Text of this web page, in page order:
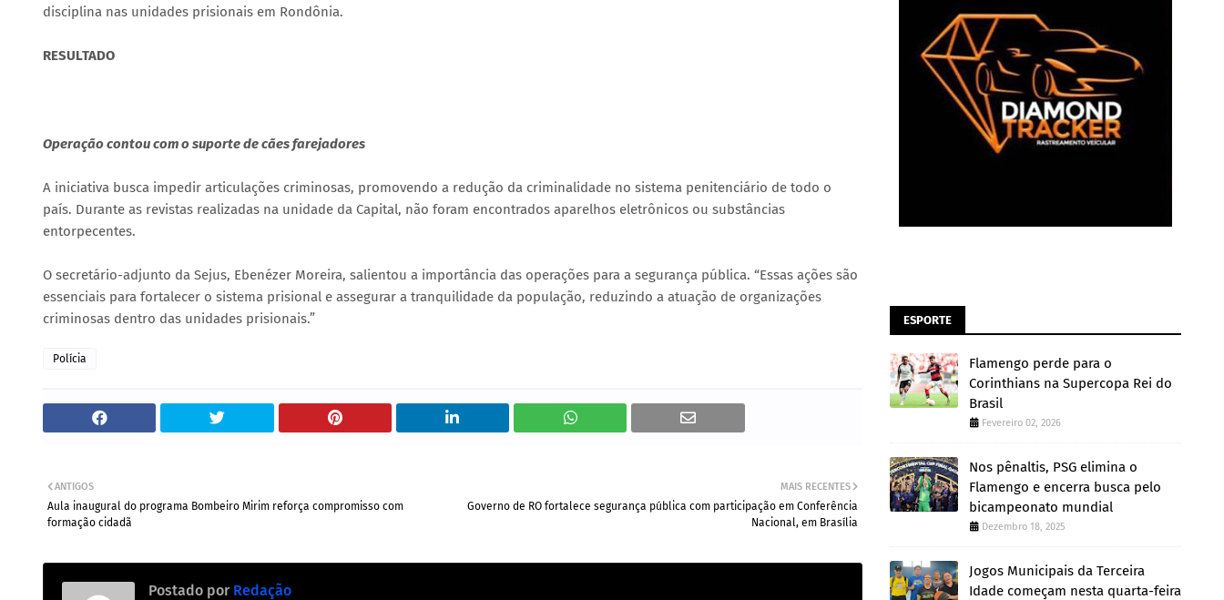
disciplina nas unidades prisionais em Rondônia.
RESULTADO
Operação contou com o suporte de cães farejadores
A iniciativa busca impedir articulações criminosas, promovendo a redução da criminalidade no sistema penitenciário de todo o
país. Durante as revistas realizadas na unidade da Capital, não foram encontrados aparelhos eletrônicos ou substâncias
entorpecentes.
O secretário-adjunto da Sejus, Ebenézer Moreira, salientou a importância das operações para a segurança pública. “Essas ações são
essenciais para fortalecer o sistema prisional e assegurar a tranquilidade da população, reduzindo a atuação de organizações
criminosas dentro das unidades prisionais.”
Polícia
MAIS RECENTES
Governo de RO fortalece segurança pública com participação em Conferência
Nacional, em Brasília
ANTIGOS
Aula inaugural do programa Bombeiro Mirim reforça compromisso com
formação cidadã
Postado por Redação
ESPORTE
Flamengo perde para o
Corinthians na Supercopa Rei do
Brasil
Fevereiro 02, 2026
Nos pênaltis, PSG elimina o
Flamengo e encerra busca pelo
bicampeonato mundial
Dezembro 18, 2025
Jogos Municipais da Terceira
Idade começam nesta quarta-feira